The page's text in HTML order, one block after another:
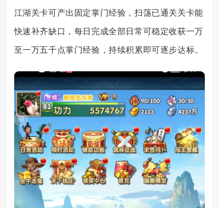
江湖关卡可产出固定掌门经验，扫荡已通关关卡能
快速补齐缺口，每日完成全部日常可稳定收获一万
至一万五千点掌门经验，持续积累即可逐步达标。